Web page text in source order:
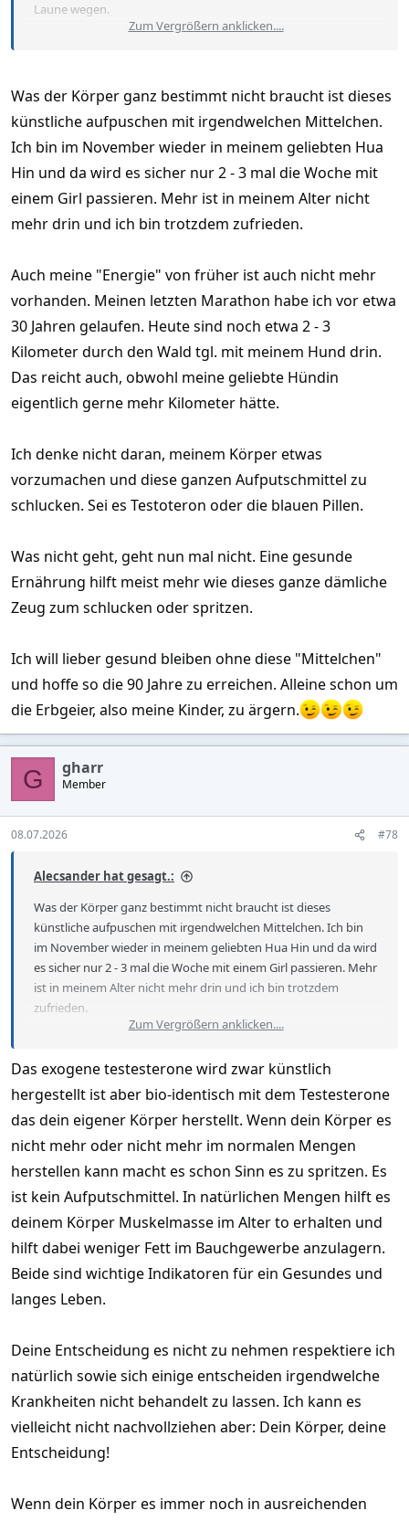
Laune wegen.
Ich hatte auch schon dieses "Deo"Roller, aber das muss man zu
Zum Vergrößern anklicken....
Was der Körper ganz bestimmt nicht braucht ist dieses
künstliche aufpuschen mit irgendwelchen Mittelchen.
Ich bin im November wieder in meinem geliebten Hua
Hin und da wird es sicher nur 2 - 3 mal die Woche mit
einem Girl passieren. Mehr ist in meinem Alter nicht
mehr drin und ich bin trotzdem zufrieden.
Auch meine "Energie" von früher ist auch nicht mehr
vorhanden. Meinen letzten Marathon habe ich vor etwa
30 Jahren gelaufen. Heute sind noch etwa 2 - 3
Kilometer durch den Wald tgl. mit meinem Hund drin.
Das reicht auch, obwohl meine geliebte Hündin
eigentlich gerne mehr Kilometer hätte.
Ich denke nicht daran, meinem Körper etwas
vorzumachen und diese ganzen Aufputschmittel zu
schlucken. Sei es Testoteron oder die blauen Pillen.
Was nicht geht, geht nun mal nicht. Eine gesunde
Ernährung hilft meist mehr wie dieses ganze dämliche
Zeug zum schlucken oder spritzen.
Ich will lieber gesund bleiben ohne diese "Mittelchen"
und hoffe so die 90 Jahre zu erreichen. Alleine schon um
die Erbgeier, also meine Kinder, zu ärgern.
G gharr
Member
08.07.2026 #78
Alecsander hat gesagt.:
Was der Körper ganz bestimmt nicht braucht ist dieses
künstliche aufpuschen mit irgendwelchen Mittelchen. Ich bin
im November wieder in meinem geliebten Hua Hin und da wird
es sicher nur 2 - 3 mal die Woche mit einem Girl passieren. Mehr
ist in meinem Alter nicht mehr drin und ich bin trotzdem
zufrieden.
vorhanden. Meinen letzten Marathon habe ich vor etwa 30
Jahren gelaufen. Heute sind noch etwa 2 - 3 Kilometer durch
den Wald tgl. mit meinem Hund drin. Das reicht auch, obwohl
meine geliebte Hündin eigentlich gerne mehr Kilometer hätte.
Ich denke nicht daran, meinem Körper etwas vorzumachen
und diese ganzen Aufputschmittel zu schlucken. Sei es
Testoteron oder die blauen Pillen.
Was nicht geht, geht nun mal nicht. Eine gesunde Ernährung
hilft meist mehr wie dieses ganze dämliche Zeug zum schlucken
hoffe so die 90 Jahre zu erreichen. Alleine schon um die
Erbgeier, also meine Kinder, zu ärgern.
Zum Vergrößern anklicken....
Das exogene testesterone wird zwar künstlich
hergestellt ist aber bio-identisch mit dem Testesterone
das dein eigener Körper herstellt. Wenn dein Körper es
nicht mehr oder nicht mehr im normalen Mengen
herstellen kann macht es schon Sinn es zu spritzen. Es
ist kein Aufputschmittel. In natürlichen Mengen hilft es
deinem Körper Muskelmasse im Alter to erhalten und
hilft dabei weniger Fett im Bauchgewerbe anzulagern.
Beide sind wichtige Indikatoren für ein Gesundes und
langes Leben.
Deine Entscheidung es nicht zu nehmen respektiere ich
natürlich sowie sich einige entscheiden irgendwelche
Krankheiten nicht behandelt zu lassen. Ich kann es
vielleicht nicht nachvollziehen aber: Dein Körper, deine
Entscheidung!
Wenn dein Körper es immer noch in ausreichenden